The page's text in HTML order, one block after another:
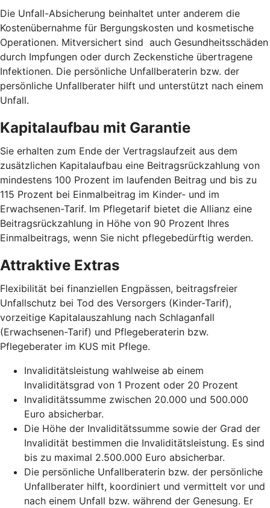
Die Unfall-Absicherung beinhaltet unter anderem die
Kostenübernahme für Bergungskosten und kosmetische
Operationen. Mitversichert sind auch Gesundheitsschäden
durch Impfungen oder durch Zeckenstiche übertragene
Infektionen. Die persönliche Unfallberaterin bzw. der
persönliche Unfallberater hilft und unterstützt nach einem
Unfall.
Kapitalaufbau mit Garantie
Sie erhalten zum Ende der Vertragslaufzeit aus dem
zusätzlichen Kapitalaufbau eine Beitragsrückzahlung von
mindestens 100 Prozent im laufenden Beitrag und bis zu
115 Prozent bei Einmalbeitrag im Kinder- und im
Erwachsenen-Tarif. Im Pflegetarif bietet die Allianz eine
Beitragsrückzahlung in Höhe von 90 Prozent Ihres
Einmalbeitrags, wenn Sie nicht pflegebedürftig werden.
Attraktive Extras
Flexibilität bei finanziellen Engpässen, beitragsfreier
Unfallschutz bei Tod des Versorgers (Kinder-Tarif),
vorzeitige Kapitalauszahlung nach Schlaganfall
(Erwachsenen-Tarif) und Pflegeberaterin bzw.
Pflegeberater im KUS mit Pflege.
Invaliditätsleistung wahlweise ab einem
Invaliditätsgrad von 1 Prozent oder 20 Prozent
Invaliditätssumme zwischen 20.000 und 500.000
Euro absicherbar.
Die Höhe der Invaliditätssumme sowie der Grad der
Invalidität bestimmen die Invaliditätsleistung. Es sind
bis zu maximal 2.500.000 Euro absicherbar.
Die persönliche Unfallberaterin bzw. der persönliche
Unfallberater hilft, koordiniert und vermittelt vor und
nach einem Unfall bzw. während der Genesung. Er